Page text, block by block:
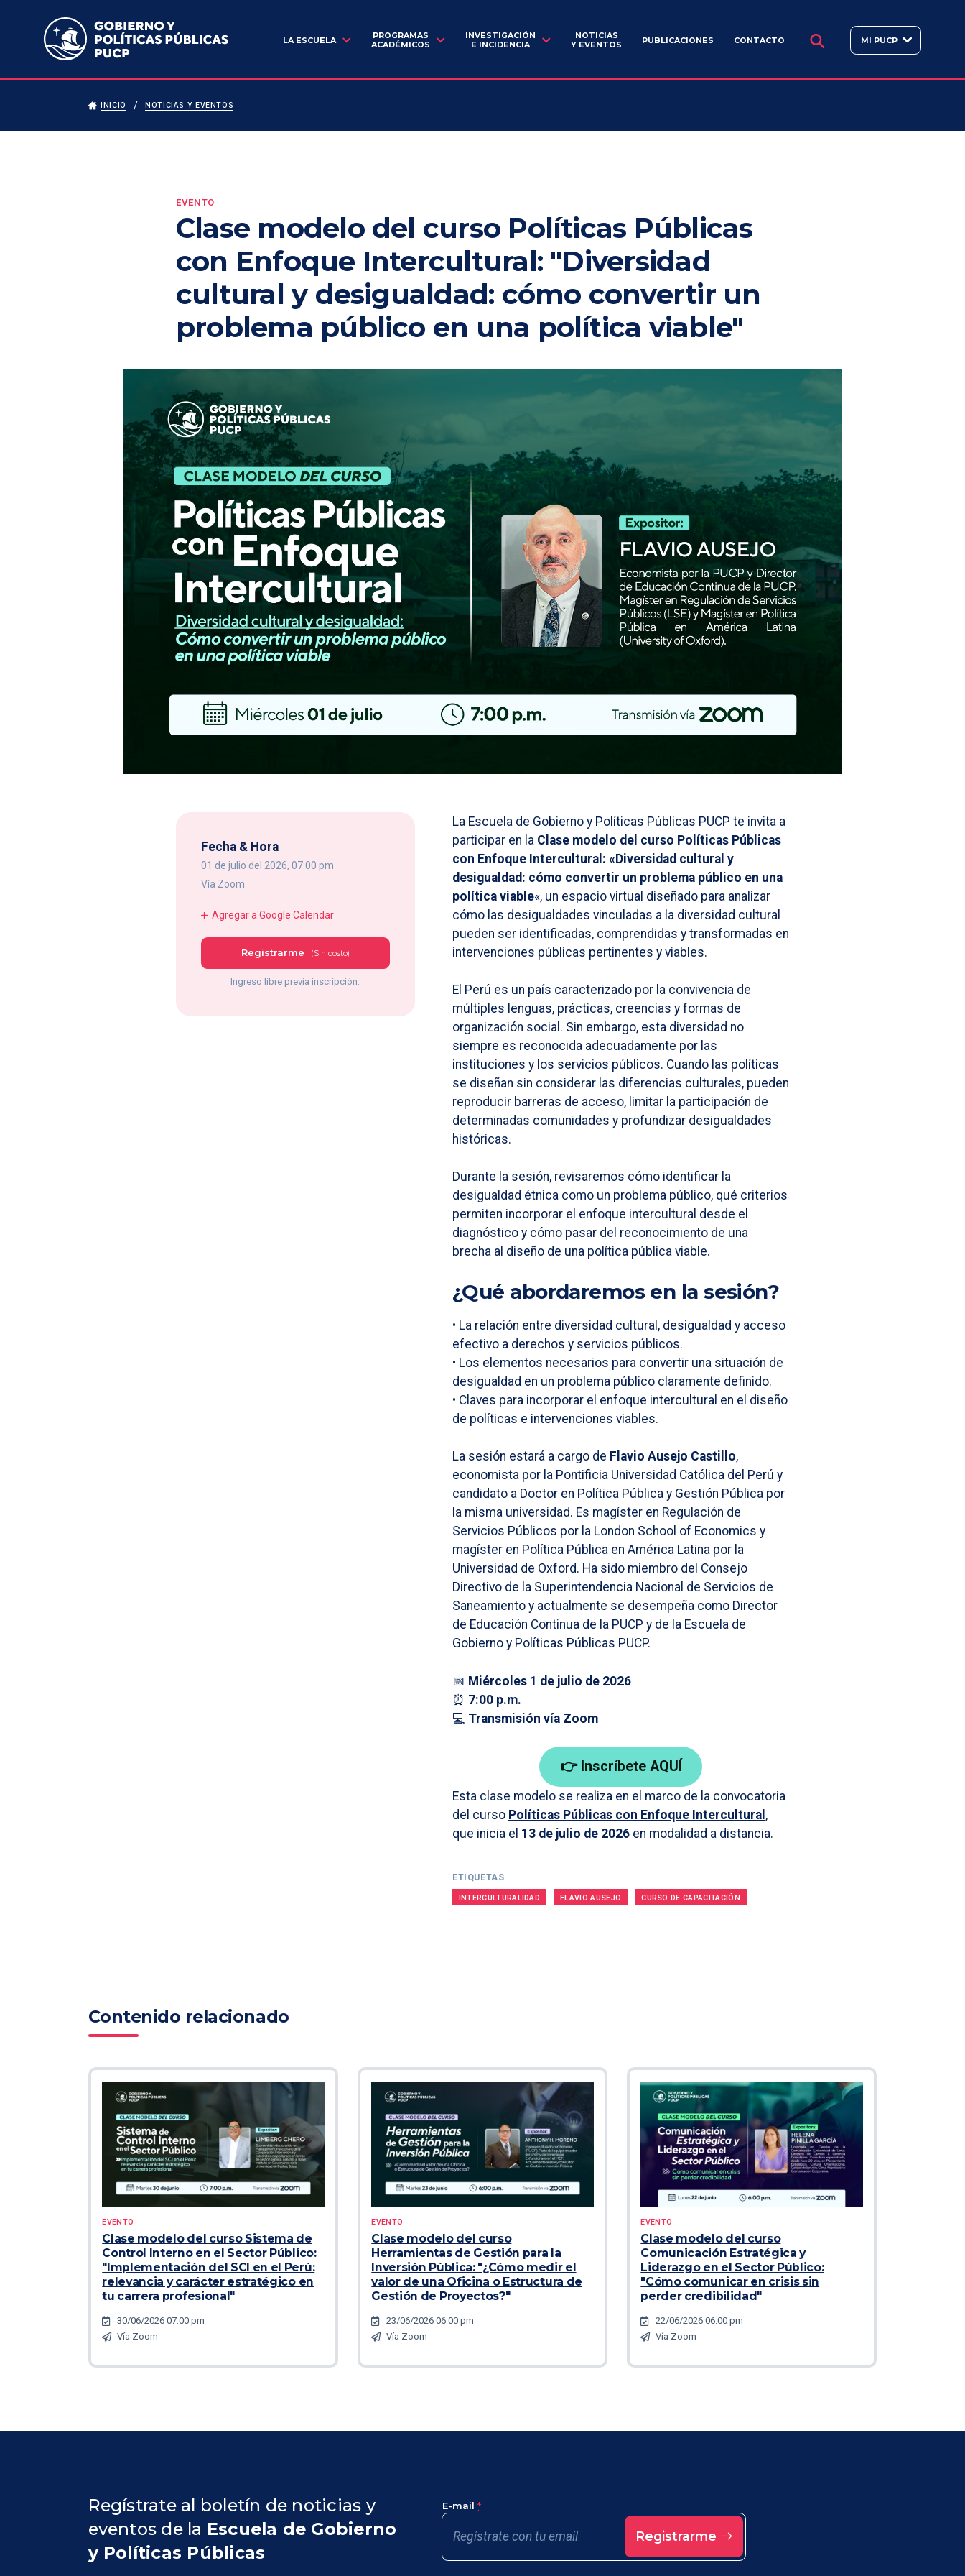
Escuela de Gobierno y Políticas Públicas
LA ESCUELA
PROGRAMAS
ACADÉMICOS
INVESTIGACIÓN
E INCIDENCIA
NOTICIAS
Y EVENTOS
PUBLICACIONES CONTACTO BUSCAR MI PUCP
INICIO NOTICIAS Y EVENTOS
EVENTO
Clase modelo del curso Políticas Públicas
con Enfoque Intercultural: "Diversidad
cultural y desigualdad: cómo convertir un
problema público en una política viable"
Fecha & Hora
01 de julio del 2026, 07:00 pm
Vía Zoom
Agregar a Google Calendar
Registrarme (Sin costo)
Ingreso libre previa inscripción.
La Escuela de Gobierno y Políticas Públicas PUCP te invita a
participar en la Clase modelo del curso Políticas Públicas
con Enfoque Intercultural: «Diversidad cultural y
desigualdad: cómo convertir un problema público en una
política viable«, un espacio virtual diseñado para analizar
cómo las desigualdades vinculadas a la diversidad cultural
pueden ser identificadas, comprendidas y transformadas en
intervenciones públicas pertinentes y viables.
El Perú es un país caracterizado por la convivencia de
múltiples lenguas, prácticas, creencias y formas de
organización social. Sin embargo, esta diversidad no
siempre es reconocida adecuadamente por las
instituciones y los servicios públicos. Cuando las políticas
se diseñan sin considerar las diferencias culturales, pueden
reproducir barreras de acceso, limitar la participación de
determinadas comunidades y profundizar desigualdades
históricas.
Durante la sesión, revisaremos cómo identificar la
desigualdad étnica como un problema público, qué criterios
permiten incorporar el enfoque intercultural desde el
diagnóstico y cómo pasar del reconocimiento de una
brecha al diseño de una política pública viable.
¿Qué abordaremos en la sesión?
• La relación entre diversidad cultural, desigualdad y acceso
efectivo a derechos y servicios públicos.
• Los elementos necesarios para convertir una situación de
desigualdad en un problema público claramente definido.
• Claves para incorporar el enfoque intercultural en el diseño
de políticas e intervenciones viables.
La sesión estará a cargo de Flavio Ausejo Castillo,
economista por la Pontificia Universidad Católica del Perú y
candidato a Doctor en Política Pública y Gestión Pública por
la misma universidad. Es magíster en Regulación de
Servicios Públicos por la London School of Economics y
magíster en Política Pública en América Latina por la
Universidad de Oxford. Ha sido miembro del Consejo
Directivo de la Superintendencia Nacional de Servicios de
Saneamiento y actualmente se desempeña como Director
de Educación Continua de la PUCP y de la Escuela de
Gobierno y Políticas Públicas PUCP.
📅 Miércoles 1 de julio de 2026
⏰ 7:00 p.m.
💻 Transmisión vía Zoom
👉 Inscríbete AQUÍ
Esta clase modelo se realiza en el marco de la convocatoria
del curso Políticas Públicas con Enfoque Intercultural ,
que inicia el 13 de julio de 2026 en modalidad a distancia.
ETIQUETAS
INTERCULTURALIDAD FLAVIO AUSEJO CURSO DE CAPACITACIÓN
Contenido relacionado
EVENTO
Clase modelo del curso Sistema de
Control Interno en el Sector Público:
"Implementación del SCI en el Perú:
relevancia y carácter estratégico en
tu carrera profesional"
30/06/2026 07:00 pm
Vía Zoom
EVENTO
Clase modelo del curso
Herramientas de Gestión para la
Inversión Pública: "¿Cómo medir el
valor de una Oficina o Estructura de
Gestión de Proyectos?"
23/06/2026 06:00 pm
Vía Zoom
EVENTO
Clase modelo del curso
Comunicación Estratégica y
Liderazgo en el Sector Público:
"Cómo comunicar en crisis sin
perder credibilidad"
22/06/2026 06:00 pm
Vía Zoom
Regístrate al boletín de noticias y
eventos de la Escuela de Gobierno
y Políticas Públicas
E-mail *
Registrarme